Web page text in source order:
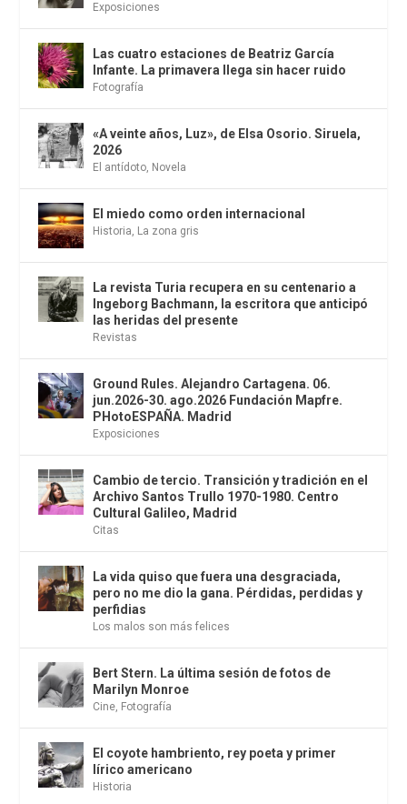
Exposiciones
Las cuatro estaciones de Beatriz García
Infante. La primavera llega sin hacer ruido
Fotografía
«A veinte años, Luz», de Elsa Osorio. Siruela,
2026
El antídoto, Novela
El miedo como orden internacional
Historia, La zona gris
La revista Turia recupera en su centenario a
Ingeborg Bachmann, la escritora que anticipó
las heridas del presente
Revistas
Ground Rules. Alejandro Cartagena. 06.
jun.2026-30. ago.2026 Fundación Mapfre.
PHotoESPAÑA. Madrid
Exposiciones
Cambio de tercio. Transición y tradición en el
Archivo Santos Trullo 1970-1980. Centro
Cultural Galileo, Madrid
Citas
La vida quiso que fuera una desgraciada,
pero no me dio la gana. Pérdidas, perdidas y
perfidias
Los malos son más felices
Bert Stern. La última sesión de fotos de
Marilyn Monroe
Cine, Fotografía
El coyote hambriento, rey poeta y primer
lírico americano
Historia